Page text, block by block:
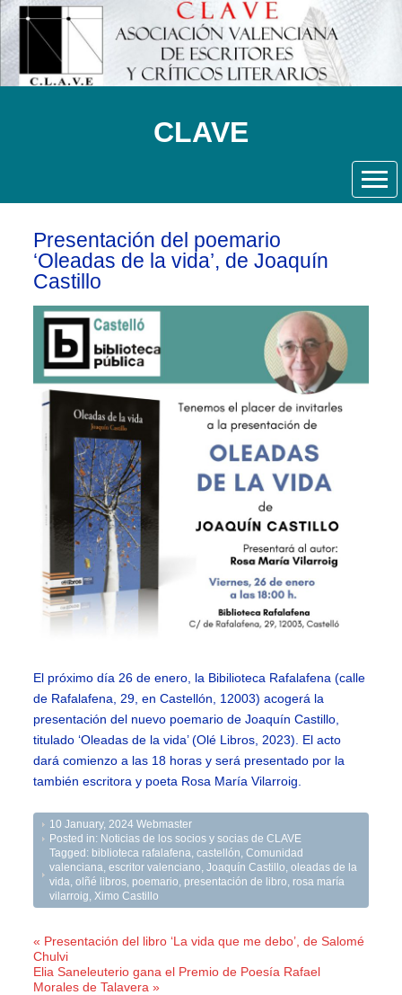
CLAVE
Presentación del poemario
‘Oleadas de la vida’, de Joaquín
Castillo
El próximo día 26 de enero, la Bibilioteca Rafalafena (calle
de Rafalafena, 29, en Castellón, 12003) acogerá la
presentación del nuevo poemario de Joaquín Castillo,
titulado ‘Oleadas de la vida’ (Olé Libros, 2023). El acto
dará comienzo a las 18 horas y será presentado por la
también escritora y poeta Rosa María Vilarroig.
10 January, 2024 Webmaster
Posted in: Noticias de los socios y socias de CLAVE
Tagged: biblioteca rafalafena ,castellón ,Comunidad
valenciana ,escritor valenciano ,Joaquín Castillo ,oleadas de la
vida ,olñé libros poemario presentación de libro
rosa maría
vilarroig
Ximo Castillo
« Presentación del libro ‘La vida que me debo’, de Salomé
Chulvi
Elia Saneleuterio gana el Premio de Poesía Rafael
Morales de Talavera »